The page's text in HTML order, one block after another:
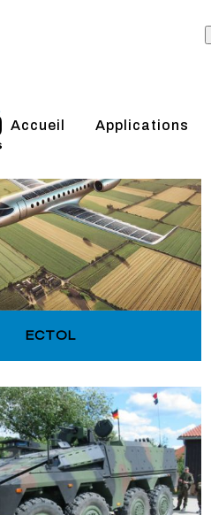
Accueil Applications
ECTOL